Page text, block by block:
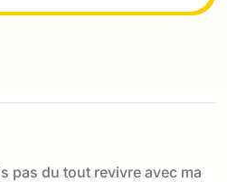
pas du tout revivre avec ma